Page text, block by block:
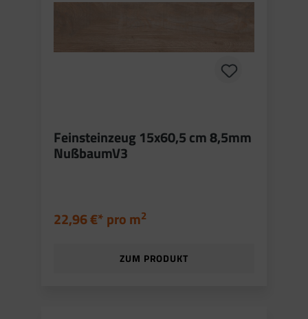
Feinsteinzeug 15x60,5 cm 8,5mm
NußbaumV3
22,96 €* pro m2
ZUM PRODUKT